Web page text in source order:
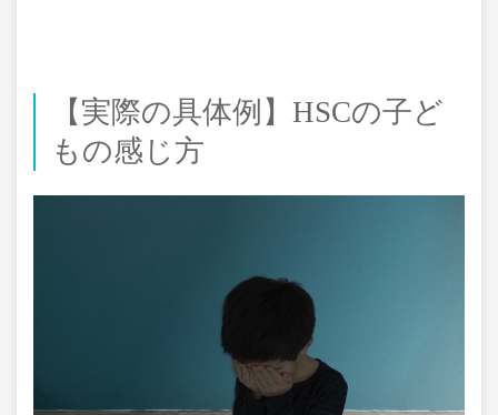
【実際の具体例】HSCの子ど
もの感じ方